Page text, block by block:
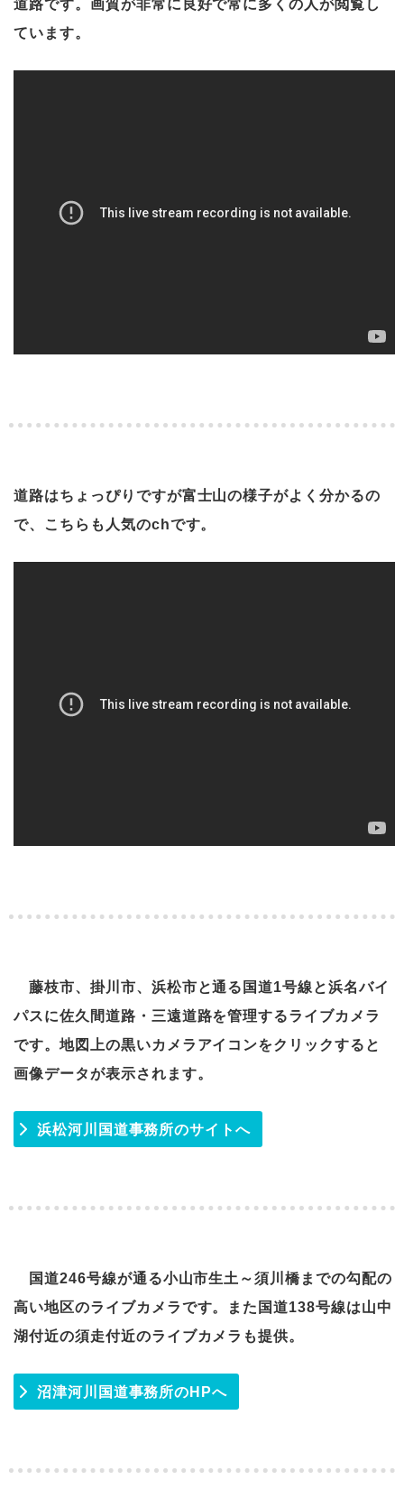
道路です。画質が非常に良好で常に多くの人が閲覧し
ています。
道路はちょっぴりですが富士山の様子がよく分かるの
で、こちらも人気のchです。
藤枝市、掛川市、浜松市と通る国道1号線と浜名バイ
パスに佐久間道路・三遠道路を管理するライブカメラ
です。地図上の黒いカメラアイコンをクリックすると
画像データが表示されます。
浜松河川国道事務所のサイトへ
国道246号線が通る小山市生土～須川橋までの勾配の
高い地区のライブカメラです。また国道138号線は山中
湖付近の須走付近のライブカメラも提供。
沼津河川国道事務所のHPへ